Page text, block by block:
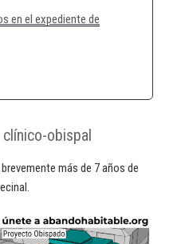
en el expediente de
obispal
más de 7 años de